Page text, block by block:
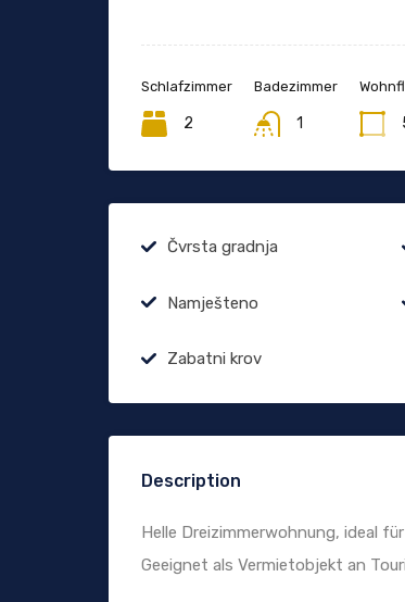
Schlafzimmer
2
Badezimmer
1
Čvrsta gradnja
Namješteno
Zabatni krov
Description
Helle Dreizimmerwohnung, ideal
Geeignet als Vermietobjekt an